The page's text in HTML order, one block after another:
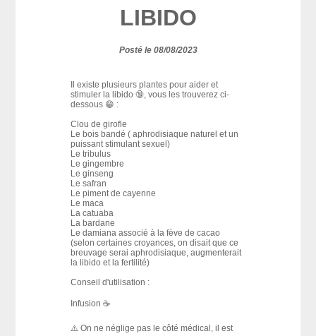
LIBIDO
Posté le 08/08/2023
Il existe plusieurs plantes pour aider et
stimuler la libido 🔞, vous les trouverez ci-
dessous 😁 :
Clou de girofle
Le bois bandé ( aphrodisiaque naturel et un
puissant stimulant sexuel)
Le tribulus
Le gingembre
Le ginseng
Le safran
Le piment de cayenne
Le maca
La catuaba
La bardane
Le damiana associé à la fève de cacao
(selon certaines croyances, on disait que ce
breuvage serai aphrodisiaque, augmenterait
la libido et la fertilité)
Conseil d'utilisation :
Infusion ☕
⚠️ On ne néglige pas le côté médical, il est